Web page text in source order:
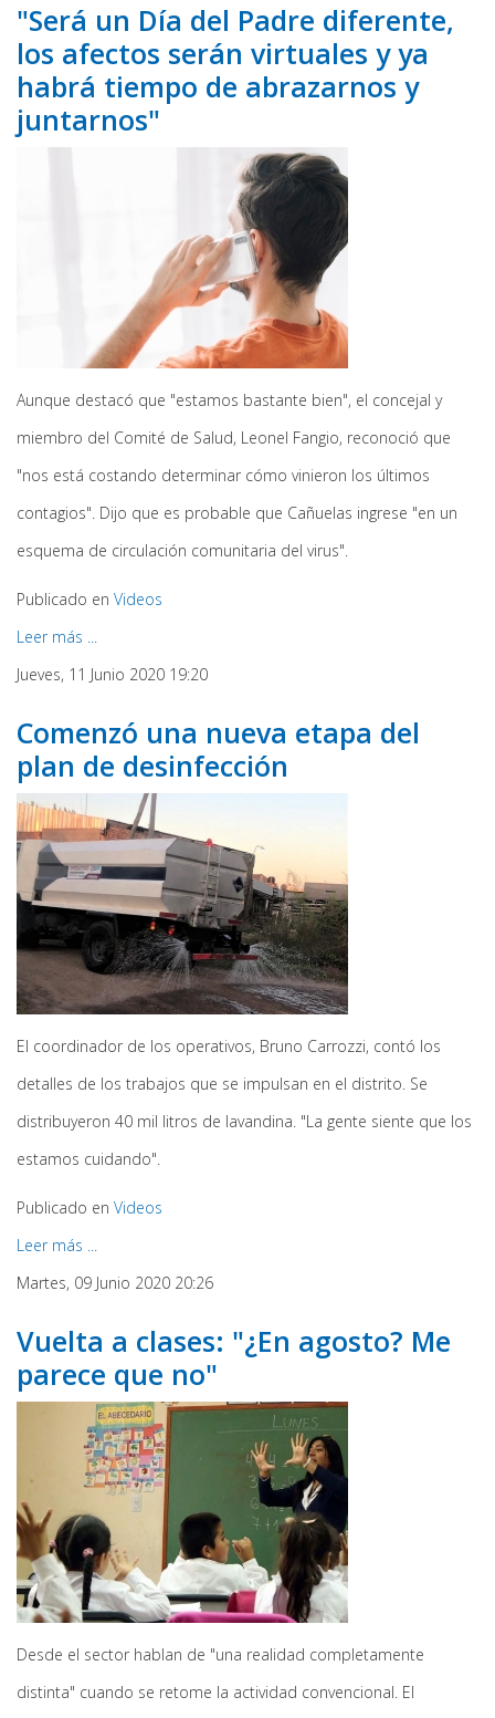
"Será un Día del Padre diferente,
los afectos serán virtuales y ya
habrá tiempo de abrazarnos y
juntarnos"
Aunque destacó que "estamos bastante bien", el concejal y
miembro del Comité de Salud, Leonel Fangio, reconoció que
"nos está costando determinar cómo vinieron los últimos
contagios". Dijo que es probable que Cañuelas ingrese "en un
esquema de circulación comunitaria del virus".
Publicado en Videos
Leer más ...
Jueves, 11 Junio 2020 19:20
Comenzó una nueva etapa del
plan de desinfección
El coordinador de los operativos, Bruno Carrozzi, contó los
detalles de los trabajos que se impulsan en el distrito. Se
distribuyeron 40 mil litros de lavandina. "La gente siente que los
estamos cuidando".
Publicado en Videos
Leer más ...
Martes, 09 Junio 2020 20:26
Vuelta a clases: "¿En agosto? Me
parece que no"
Desde el sector hablan de "una realidad completamente
distinta" cuando se retome la actividad convencional. El